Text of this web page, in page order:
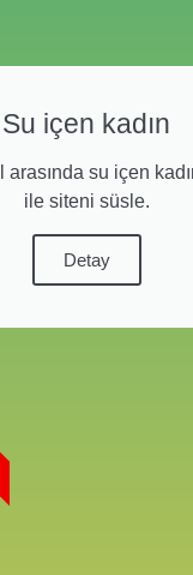
Su içen kadın
su içen
ile siteni süsle.
Detay